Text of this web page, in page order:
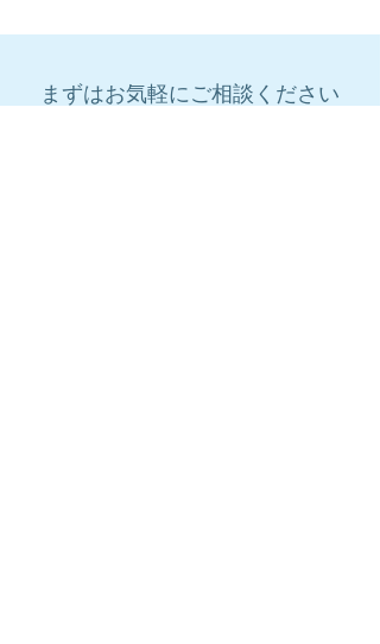
まずはお気軽にご相談ください